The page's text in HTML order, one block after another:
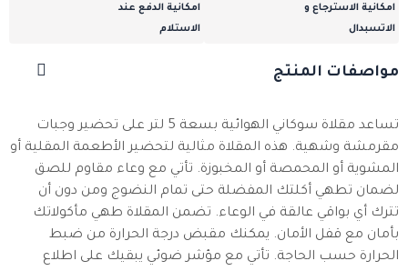
امكانية الاسترجاع و
الاتسبدال
امكانية الدفع عند
الاستلام
مواصفات المنتج
تساعد مقلاة سوكاني الهوائية بسعة 5 لتر على تحضير وجبات
مقرمشة وشهية. هذه المقلاة مثالية لتحضير الأطعمة المقلية أو
المشوية أو المحمصة أو المخبوزة. تأتي مع وعاء مقاوم للصق
لضمان تطهي أكلتك المفضلة حتى تمام النضوج ومن دون أن
تترك أي بواقي عالقة في الوعاء. تضمن المقلاة طهي مأكولاتك
بأمان مع قفل الأمان. يمكنك مقبض درجة الحرارة من ضبط
الحرارة حسب الحاجة. تأتي مع مؤشر ضوئي يبقيك على اطلاع